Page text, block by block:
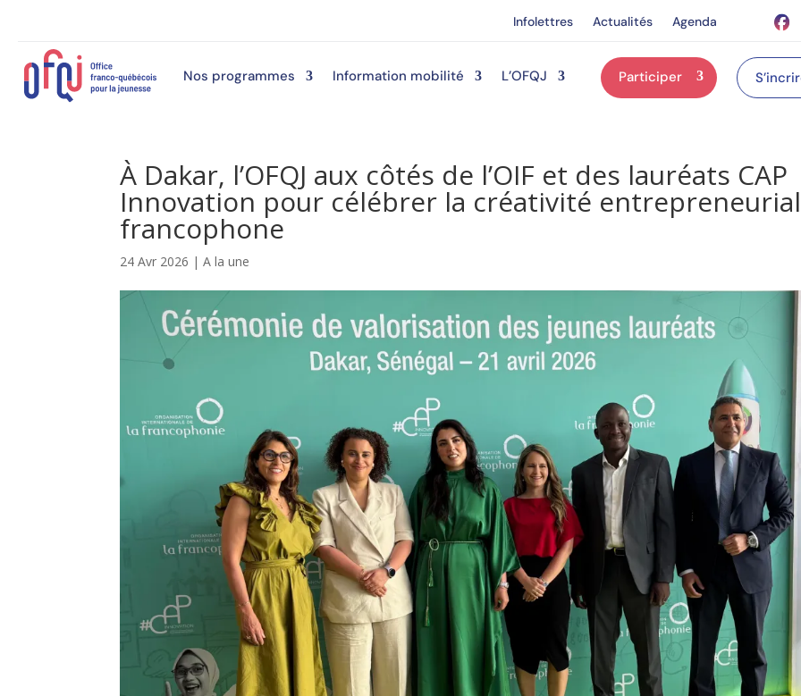
Infolettres Actualités Agenda
Nos programmes Information mobilité L’OFQJ Participer
À Dakar, l’OFQJ aux côtés de l’OIF et des lauréats CAP
Innovation pour célébrer la créativité
francophone
24 Avr 2026 |A la une